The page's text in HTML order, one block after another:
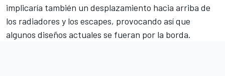
implicaría también un desplazamiento hacia arriba de
los radiadores y los escapes, provocando así que
algunos diseños actuales se fueran por la borda.